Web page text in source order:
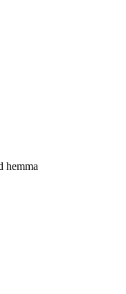
hemma